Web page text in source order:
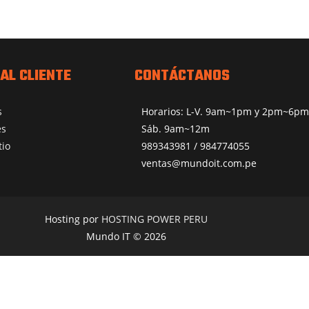
CLIENTE CONTÁCTANOS
Horarios: L-V. 9am~1pm y 2pm~6pm
Sáb. 9am~12m
989343981 / 984774055
ventas@mundoit.com.pe
Hosting por HOSTING POWER PERU
Mundo IT © 2026